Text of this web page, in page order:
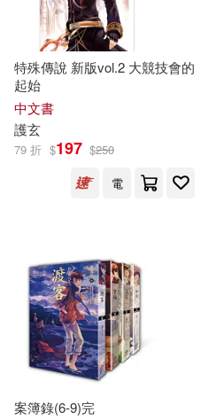
特殊傳說 新版vol.2 大競技會的
起始
中文書
護玄
79 折 $197 $250
電
案簿錄(6-9)完